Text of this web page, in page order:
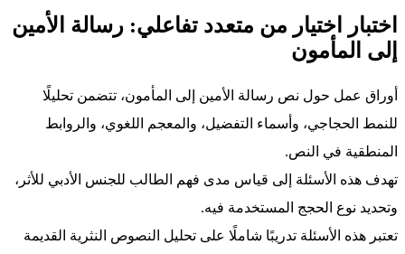
اختبار اختيار من متعدد تفاعلي: رسالة الأمين
إلى المأمون
أوراق عمل حول نص رسالة الأمين إلى المأمون، تتضمن تحليلًا
للنمط الحجاجي، وأسماء التفضيل، والمعجم اللغوي، والروابط
المنطقية في النص.
تهدف هذه الأسئلة إلى قياس مدى فهم الطالب للجنس الأدبي للأثر،
وتحديد نوع الحجج المستخدمة فيه.
تعتبر هذه الأسئلة تدريبًا شاملًا على تحليل النصوص النثرية القديمة